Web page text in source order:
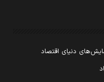
دنیای اقتصاد